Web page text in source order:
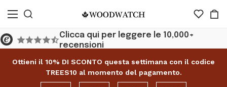
qui per leggere le 10,000+
Spedizione
Ottieni il 10% DI SCONTO questa settimana con il codice
TREES10 al momento del pagamento.